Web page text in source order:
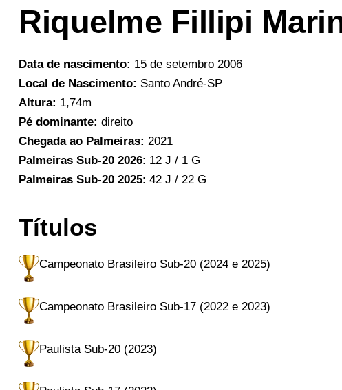
Riquelme Fillipi
Data de nascimento: 15 de setembro 2006
Local de Nascimento: Santo André-SP
Altura: 1,74m
Pé dominante: direito
Chegada ao Palmeiras: 2021
Palmeiras Sub-20 2026: 12 J / 1 G
Palmeiras Sub-20 2025: 42 J / 22 G
Títulos
Campeonato Brasileiro Sub-20 (2024 e 2025)
Campeonato Brasileiro Sub-17 (2022 e 2023)
Paulista Sub-20 (2023)